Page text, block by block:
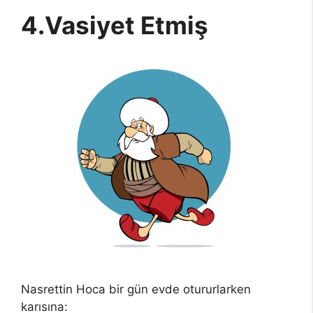
4.Vasiyet Etmiş
Nasrettin Hoca bir gün evde otururlarken
karısına: